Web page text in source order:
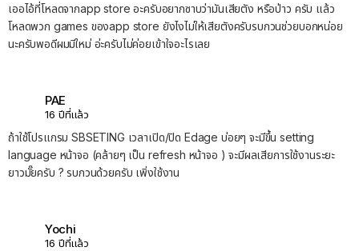
เออไอ้ที่โหลดจากapp store อะครับอยากซาบว่ามันเสียตัง หรือป่าว ครับ แล้ว
โหลดพวก games ของapp store ยังไงไม่ให้เสียตังครับรบกวนช่วยบอกหน่อย
นะครับพอดีผมมีใหม่ อ่ะครับไม่ค่อยเข้าใจอะไรเลย
PAE
16 ปีที่แล้ว
ถ้าใช้โปรแกรม SBSETING เวลาเปิด/ปิด Edage บ่อยๆ จะมีขึ้น setting
language หน้าจอ (คล้ายๆ เป็น refresh หน้าจอ ) จะมีผลเสียการใช้งานระยะ
ยาวมั๊ยครับ ? รบกวนด้วยครับ เพิ่งใช้งาน
Yochi
16 ปีที่แล้ว